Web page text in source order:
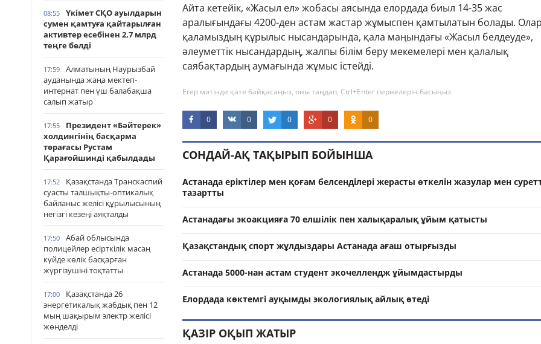
08:55
Үкімет СҚО ауылдарын
сумен қамтуға қайтарылған
активтер есебінен 2,7 млрд
теңге бөлді
17:59
Алматының Наурызбай
ауданында жаңа мектеп-
интернат пен үш балабақша
салып жатыр
17:55
Президент «Бәйтерек»
холдингінің басқарма
төрағасы Рустам
Қарағойшинді қабылдады
17:52
Қазақстанда Транскаспий
суасты талшықты-оптикалық
байланыс желісі құрылысының
негізгі кезеңі аяқталды
17:50
Абай облысында
полицейлер есірткілік масаң
күйде көлік басқарған
жүргізушіні тоқтатты
17:00
Қазақстанда 26
энергетикалық жабдық пен 12
мың шақырым электр желісі
жөнделді
Айта кетейік, «Жасыл ел» жобасы аясында елордада биыл 14-35 жас
аралығындағы 4200-ден астам жастар жұмыспен қамтылатын болады. Олар
қаламыздың құрылыс нысандарында, қала маңындағы «Жасыл белдеуде»,
әлеуметтік нысандардың, жалпы білім беру мекемелері мен қалалық
саябақтардың аумағында жұмыс істейді.
Егер мәтінде қате байқасаңыз, оны таңдап, Ctrl+Enter пернелерін басыңыз
0 0 0 0 0
СОНДАЙ-АҚ ТАҚЫРЫП БОЙЫНША
Астанада еріктілер мен қоғам белсенділері жерасты өткелін жазулар мен
тазартты
Астанадағы экоакцияға 70 елшілік пен халықаралық ұйым қатысты
Қазақстандық спорт жұлдыздары Астанада ағаш отырғызды
Астанада 5000-нан астам студент экочеллендж ұйымдастырды
Елордада көктемгі ауқымды экологиялық айлық өтеді
ҚАЗІР ОҚЫП ЖАТЫР